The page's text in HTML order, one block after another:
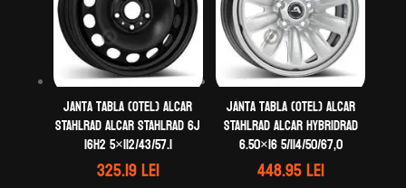
Janta tabla (otel) ALCAR
STAHLRAD ALCAR STAHLRAD 6J
16H2 5×112/43/57.1
325.19lei
Janta tabla (otel) ALCAR
STAHLRAD ALCAR HYBRIDRAD
6.50×16 5/114/50/67,0
448.95lei